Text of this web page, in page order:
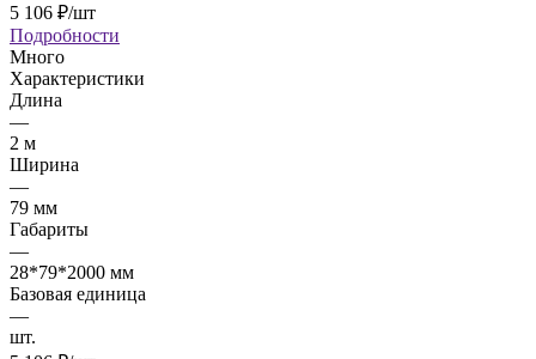
5 106 ₽/шт
Подробности
Много
Характеристики
Длина
—
2 м
Ширина
—
79 мм
Габариты
—
28*79*2000 мм
Базовая единица
—
шт.